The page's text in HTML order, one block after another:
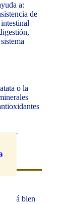
a:
de
o la
está bien